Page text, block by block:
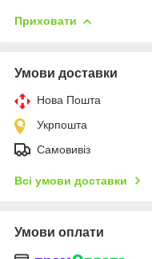
Приховати
Умови доставки
Нова Пошта
Укрпошта
Самовивіз
Всі умови доставки
Умови оплати